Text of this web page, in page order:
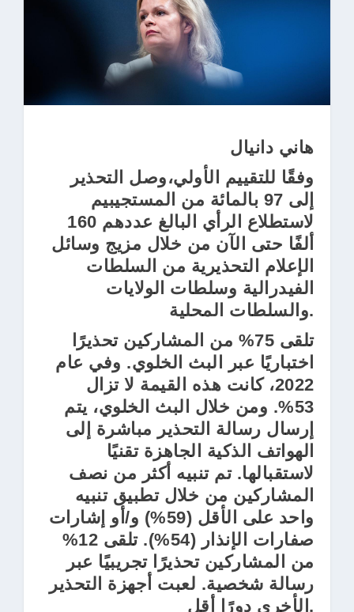
هاني دانيال
وفقًا للتقييم الأولي،وصل التحذير
إلى 97 بالمائة من المستجيبيم
لاستطلاع الرأي البالغ عددهم 160
ألفًا حتى الآن من خلال مزيج وسائل
الإعلام التحذيرية من السلطات
الفيدرالية وسلطات الولايات
والسلطات المحلية.
تلقى 75% من المشاركين تحذيرًا
اختباريًا عبر البث الخلوي. وفي عام
2022، كانت هذه القيمة لا تزال
53%. ومن خلال البث الخلوي، يتم
إرسال رسالة التحذير مباشرة إلى
الهواتف الذكية الجاهزة تقنيًا
لاستقبالها. تم تنبيه أكثر من نصف
المشاركين من خلال تطبيق تنبيه
واحد على الأقل (59%) و/أو إشارات
صفارات الإنذار (54%). تلقى 12%
من المشاركين تحذيرًا تجريبيًا عبر
رسالة شخصية. لعبت أجهزة التحذير
الأخرى دورًا أقل.